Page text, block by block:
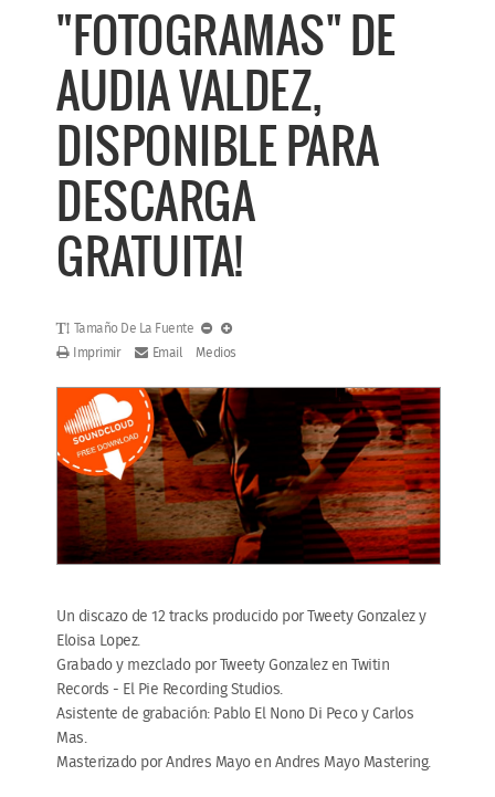
"FOTOGRAMAS" DE
AUDIA VALDEZ,
DISPONIBLE PARA
DESCARGA
GRATUITA!
Tamaño De La Fuente
Imprimir
Email Medios
Un discazo de 12 tracks producido por Tweety Gonzalez y
Eloisa Lopez.
Grabado y mezclado por Tweety Gonzalez en Twitin
Records - El Pie Recording Studios.
Asistente de grabación: Pablo El Nono Di Peco y Carlos
Mas.
Masterizado por Andres Mayo en Andres Mayo Mastering.